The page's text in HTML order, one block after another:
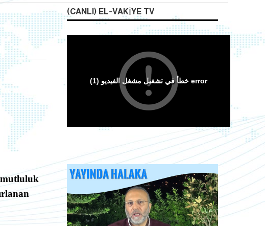
(CANLI) EL-VAKIYE TV
Kitaplar
Arakan Müslümanları İslam Ümmetinden ve
Ordularından Destek İstiyor